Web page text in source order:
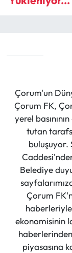
Çorum'un
Çorum FK,
yerel
tutan
buluşuyor.
Belediye
Çorum
ekonomisinin
piyasasına